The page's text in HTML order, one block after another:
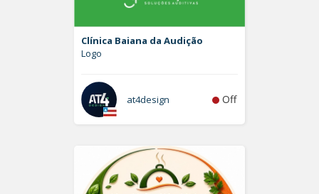
Clínica Baiana da Audição
Logo
at4design Off